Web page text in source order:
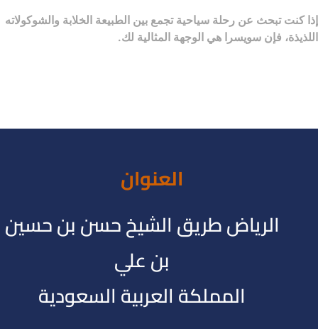
إذا كنت تبحث عن رحلة سياحية تجمع بين الطبيعة الخلابة والشوكولاته
اللذيذة، فإن سويسرا هي الوجهة المثالية لك.
العنوان
الرياض طريق الشيخ حسن بن حسين
بن علي
المملكة العربية السعودية